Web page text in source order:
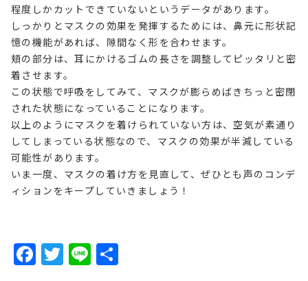
程度しかカットできていないというデータがあります。
しっかりとマスクの効果を発揮するためには、鼻元に形状記
憶の機能があれば、隙間なく形を合わせます。
頬の部分は、耳にかけるゴムの長さを調整してピッタリと密
着させます。
この状態で呼吸をしてみて、マスクが膨らめばきちっと密閉
された状態になっていることになります。
以上のようにマスクを着けられていない方は、空気が素通り
してしまっている状態なので、マスクの効果が半減している
可能性があります。
いま一度、マスクの着け方を見直して、ぜひとも声のコンデ
ィションをキープしていきましょう！
F T Li